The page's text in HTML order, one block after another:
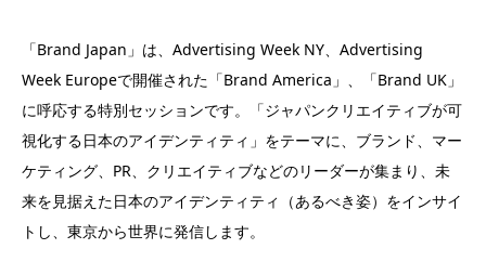
「Brand Japan」は、Advertising Week NY、Advertising
Week Europeで開催された「Brand America」、「Brand UK」
に呼応する特別セッションです。「ジャパンクリエイティブが可
視化する日本のアイデンティティ」をテーマに、ブランド、マー
ケティング、PR、クリエイティブなどのリーダーが集まり、未
来を見据えた日本のアイデンティティ（あるべき姿）をインサイ
トし、東京から世界に発信します。